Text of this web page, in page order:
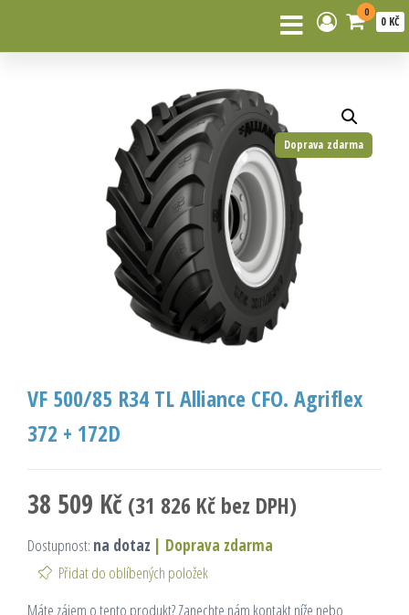
0
0 KČ
Doprava zdarma
VF 500/85 R34 TL Alliance CFO. Agriflex
372 + 172D
38 509 Kč (31 826 Kč bez DPH)
Dostupnost: na dotaz | Doprava zdarma
Přidat do oblíbených položek
Máte zájem o tento produkt? Zanechte nám kontakt níže nebo